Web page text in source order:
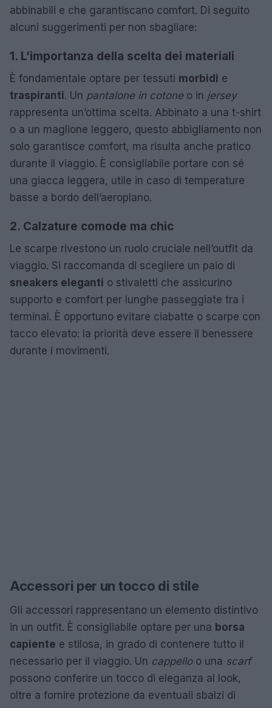
abbinabili e che garantiscano comfort. Di seguito
alcuni suggerimenti per non sbagliare:
1. L’importanza della scelta dei materiali
È fondamentale optare per tessuti morbidi e
traspiranti. Un pantalone in cotoneo in jersey
rappresenta un’ottima scelta. Abbinato a una t-shirt
o a un maglione leggero, questo abbigliamento non
solo garantisce comfort, ma risulta anche pratico
durante il viaggio. È consigliabile portare con sé
una giacca leggera, utile in caso di temperature
basse a bordo dell’aeroplano.
2. Calzature comode ma chic
Le scarpe rivestono un ruolo cruciale nell’outfit da
viaggio. Si raccomanda di scegliere un paio di
sneakers eleganti o stivaletti che assicurino
supporto e comfort per lunghe passeggiate tra i
terminal. È opportuno evitare ciabatte o scarpe con
tacco elevato: la priorità deve essere il benessere
durante i movimenti.
Accessori per un tocco di stile
Gli accessori rappresentano un elemento distintivo
in un outfit. È consigliabile optare per una borsa
capiente e stilosa, in grado di contenere tutto il
necessario per il viaggio. Un cappelloo una scarf
possono conferire un tocco di eleganza al look,
oltre a fornire protezione da eventuali sbalzi di